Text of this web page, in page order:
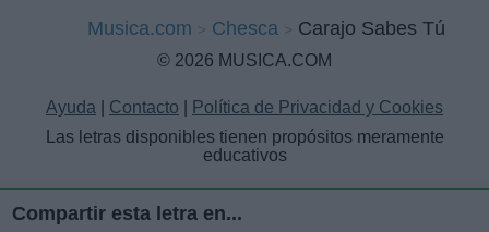
Musica.com Chesca Carajo Sabes Tú
© 2026 MUSICA.COM
Ayuda Contacto
Política de Privacidad y Cookies
Las letras disponibles tienen propósitos meramente
educativos
Compartir esta letra en...